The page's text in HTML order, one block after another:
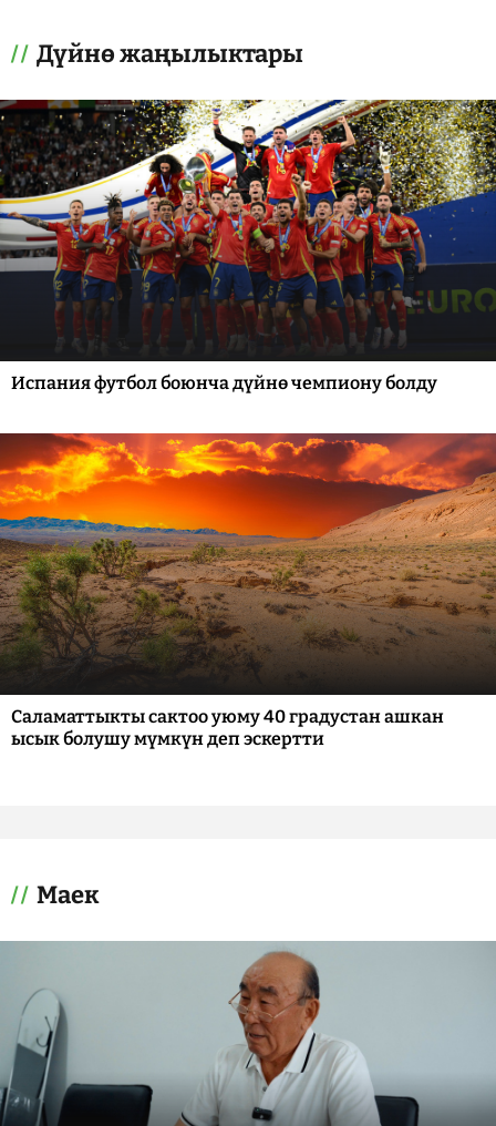
Дүйнө жаңылыктары
Испания футбол боюнча дүйнө чемпиону болду
Саламаттыкты сактоо уюму 40 градустан ашкан
ысык болушу мүмкүн деп эскертти
Маек